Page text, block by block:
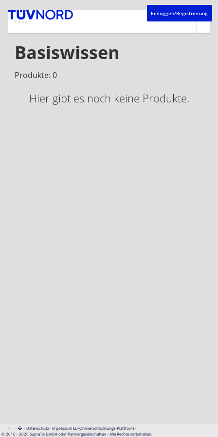
Einloggen/Registrierung
Basiswissen
Produkte: 0
Hier gibt es noch keine Produkte.
· · ·Datenschutz·Impressum EU-Online-Schlichtungs-Plattform·
© 2016 - 2026 SupraTix GmbH oder Partnergesellschaften - Alle Rechte vorbehalten.